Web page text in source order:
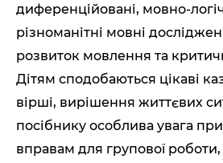
диференційовані, мовно-
різноманітні мовні
розвиток мовлення та
Дітям сподобаються цікаві
вірші, вирішення життєвих
посібнику особлива увага
вправам для групової